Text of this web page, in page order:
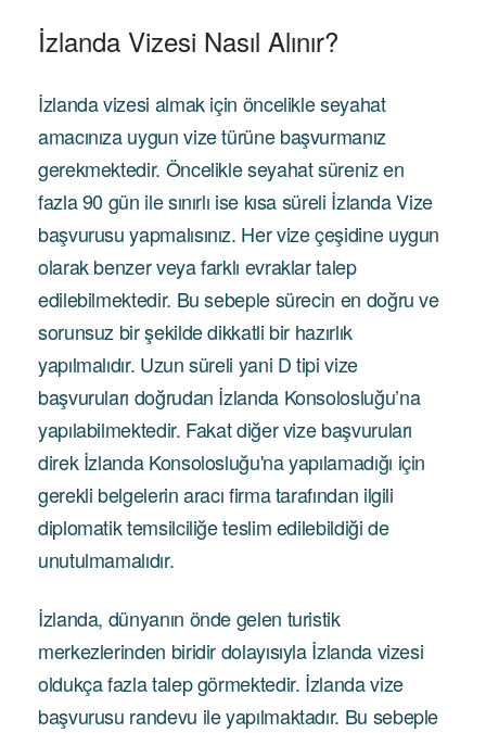
İzlanda Vizesi Nasıl Alınır?
İzlanda vizesi almak için öncelikle seyahat
amacınıza uygun vize türüne başvurmanız
gerekmektedir. Öncelikle seyahat süreniz en
fazla 90 gün ile sınırlı ise kısa süreli İzlanda Vize
başvurusu yapmalısınız. Her vize çeşidine uygun
olarak benzer veya farklı evraklar talep
edilebilmektedir. Bu sebeple sürecin en doğru ve
sorunsuz bir şekilde dikkatli bir hazırlık
yapılmalıdır. Uzun süreli yani D tipi vize
başvuruları doğrudan İzlanda Konsolosluğu’na
yapılabilmektedir. Fakat diğer vize başvuruları
direk İzlanda Konsolosluğu'na yapılamadığı için
gerekli belgelerin aracı firma tarafından ilgili
diplomatik temsilciliğe teslim edilebildiği de
unutulmamalıdır.
İzlanda, dünyanın önde gelen turistik
merkezlerinden biridir dolayısıyla İzlanda vizesi
oldukça fazla talep görmektedir. İzlanda vize
başvurusu randevu ile yapılmaktadır. Bu sebeple